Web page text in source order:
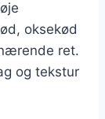
oksekød
ret.
og tekstur